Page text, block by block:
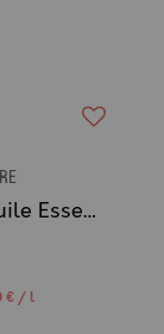
ESC Laboratoire - Huile Essentielle de Citronelle, Insectes
€ / l